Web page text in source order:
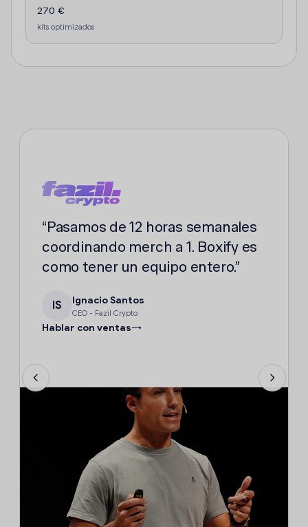
270 €
kits optimizados
“Pasamos de 12 horas semanales
coordinando merch a 1. Boxify es
como tener un equipo entero.”
IS Ignacio Santos
CEO - Fazil Crypto
Hablar con ventas→